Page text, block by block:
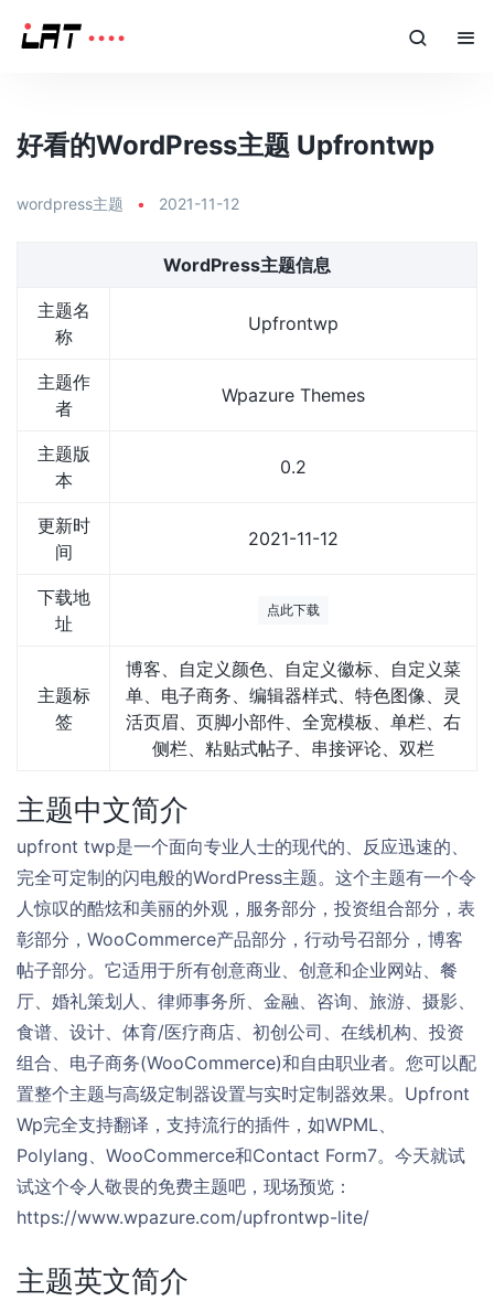
好看的WordPress主题 Upfrontwp
wordpress主题 • 2021-11-12
WordPress主题信息
主题名
称
Upfrontwp
主题作
者
Wpazure Themes
主题版
本
0.2
更新时
间
2021-11-12
下载地
址
点此下载
主题标
签
博客、自定义颜色、自定义徽标、自定义菜
单、电子商务、编辑器样式、特色图像、灵
活页眉、页脚小部件、全宽模板、单栏、右
侧栏、粘贴式帖子、串接评论、双栏
主题中文简介
upfront twp是一个面向专业人士的现代的、反应迅速的、
完全可定制的闪电般的WordPress主题。这个主题有一个令
人惊叹的酷炫和美丽的外观，服务部分，投资组合部分，表
彰部分，WooCommerce产品部分，行动号召部分，博客
帖子部分。它适用于所有创意商业、创意和企业网站、餐
厅、婚礼策划人、律师事务所、金融、咨询、旅游、摄影、
食谱、设计、体育/医疗商店、初创公司、在线机构、投资
组合、电子商务(WooCommerce)和自由职业者。您可以配
置整个主题与高级定制器设置与实时定制器效果。Upfront
Wp完全支持翻译，支持流行的插件，如WPML、
Polylang、WooCommerce和Contact Form7。今天就试
试这个令人敬畏的免费主题吧，现场预览：
https://www.wpazure.com/upfrontwp-lite/
主题英文简介